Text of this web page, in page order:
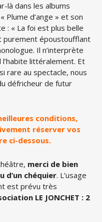
là dans les albums
Plume d’ange » et son
: « La foi est plus belle
purement époustoufflant
Il n’interprète
littéralement. Et
rare au spectacle, nous
défricheur de futur
conditions,
réserver vos
ci-dessous.
merci de bien
d’un chéquier. L’usage
est prévu très
LE JONCHET : 2